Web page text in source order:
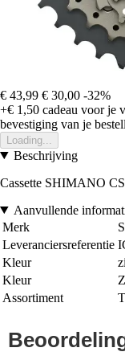
€ 43,99 € 30,00 -32%
+€ 1,50 cadeau voor je
bevestiging van je
Loading...
Beschrijving
Cassette SHIMANO
Aanvullende
Merk
Leveranciersreferentie
Kleur
Kleur
Assortiment